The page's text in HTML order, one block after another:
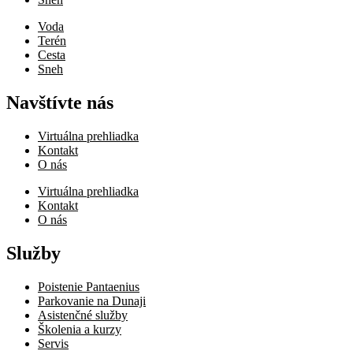
Voda
Terén
Cesta
Sneh
Navštívte nás
Virtuálna prehliadka
Kontakt
O nás
Virtuálna prehliadka
Kontakt
O nás
Služby
Poistenie Pantaenius
Parkovanie na Dunaji
Asistenčné služby
Školenia a kurzy
Servis